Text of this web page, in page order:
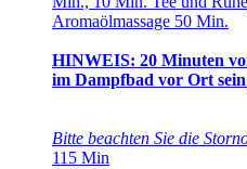
Aromaölmassage 50 Min.
HINWEIS: 20 Minuten
im Dampfbad vor Ort
Bitte beachten Sie die
115 Min